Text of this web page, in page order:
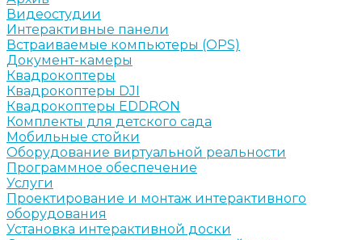
Видеостудии
Интерактивные панели
Встраиваемые компьютеры (OPS)
Документ-камеры
Квадрокоптеры
Квадрокоптеры DJI
Квадрокоптеры EDDRON
Комплекты для детского сада
Мобильные стойки
Оборудование виртуальной реальности
Программное обеспечение
Услуги
Проектирование и монтаж интерактивного
оборудования
Установка интерактивной доски